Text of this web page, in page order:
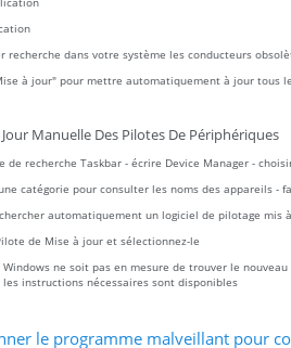
recherche dans votre système les conducteurs
à jour" pour mettre automatiquement à jour tous
Manuelle Des Pilotes De Périphériques
de recherche Taskbar - écrire Device Manager -
catégorie pour consulter les noms des appareils
automatiquement un logiciel de pilotage mis
de Mise à jour et sélectionnez-le
Windows ne soit pas en mesure de trouver le
instructions nécessaires sont disponibles
le programme malveillant pour